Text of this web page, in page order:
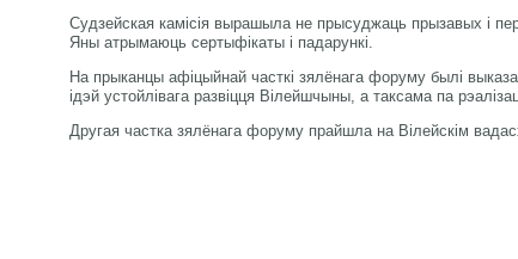
Судзейская камісія вырашыла не прысуджаць прызавых і
Яны атрымаюць сертыфікаты і падарункі.
На прыканцы афіцыйнай часткі зялёнага форуму былі
ідэй устойлівага развіцця Вілейшчыны, а таксама па
Другая частка зялёнага форуму прайшла на Вілейскім